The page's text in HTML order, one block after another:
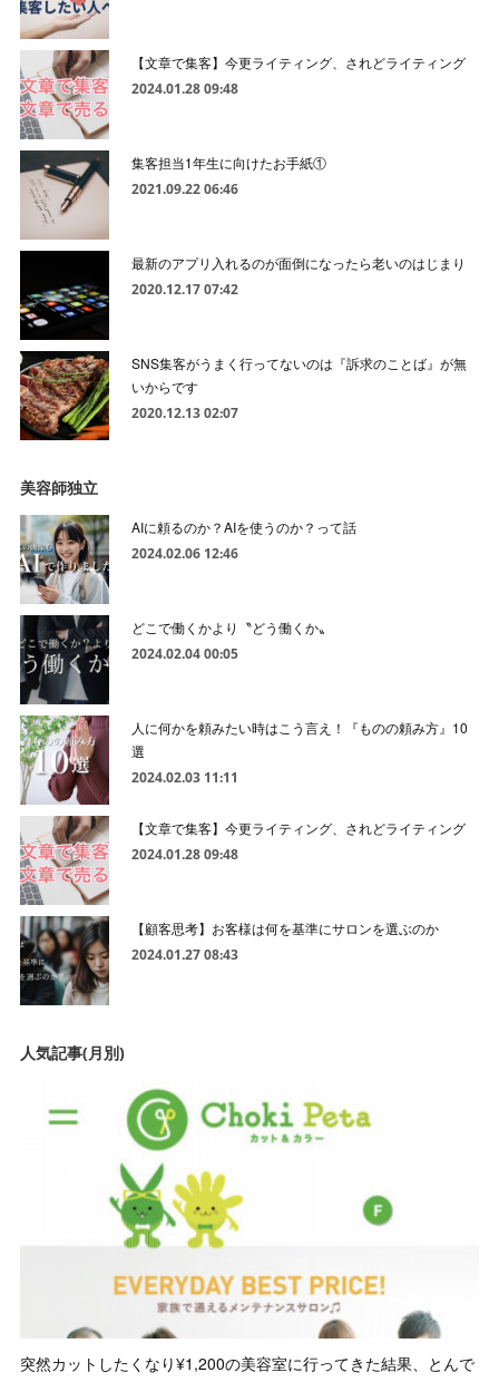
【文章で集客】今更ライティング、されどライティング
2024.01.28 09:48
集客担当1年生に向けたお手紙①
2021.09.22 06:46
最新のアプリ入れるのが面倒になったら老いのはじまり
2020.12.17 07:42
SNS集客がうまく行ってないのは『訴求のことば』が無
いからです
2020.12.13 02:07
美容師独立
AIに頼るのか？AIを使うのか？って話
2024.02.06 12:46
どこで働くかより〝どう働くか〟
2024.02.04 00:05
人に何かを頼みたい時はこう言え！『ものの頼み方』10
選
2024.02.03 11:11
【文章で集客】今更ライティング、されどライティング
2024.01.28 09:48
【顧客思考】お客様は何を基準にサロンを選ぶのか
2024.01.27 08:43
人気記事(月別)
突然カットしたくなり¥1,200の美容室に行ってきた結果、とんで